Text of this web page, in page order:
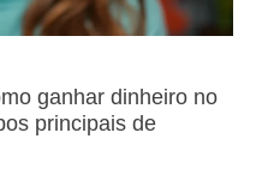
ganhar dinheiro no
principais de